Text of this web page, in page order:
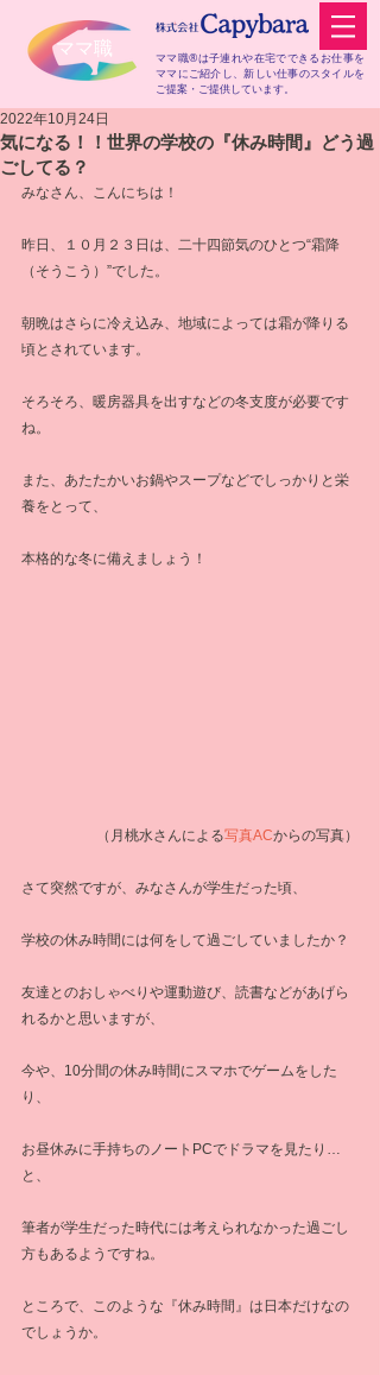
​ママ職
ママ職®は子連れや在宅でできるお仕事を
ママにご紹介し、新しい仕事のスタイルを
ご提案・ご提供しています。
気になる！！世界の学校の『休み時間』どう過
ごしてる？
2022年10月24日
みなさん、こんにちは！
昨日、１０月２３日は、二十四節気のひとつ“霜降
（そうこう）”でした。
朝晩はさらに冷え込み、地域によっては霜が降りる
頃とされています。
そろそろ、暖房器具を出すなどの冬支度が必要です
ね。
また、あたたかいお鍋やスープなどでしっかりと栄
養をとって、
本格的な冬に備えましょう！
（月桃水さんによる写真ACからの写真）
さて突然ですが、みなさんが学生だった頃、
学校の休み時間には何をして過ごしていましたか？
友達とのおしゃべりや運動遊び、読書などがあげら
れるかと思いますが、
今や、10分間の休み時間にスマホでゲームをした
り、
お昼休みに手持ちのノートPCでドラマを見たり…
と、
筆者が学生だった時代には考えられなかった過ごし
方もあるようですね。
ところで、このような『休み時間』は日本だけなの
でしょうか。